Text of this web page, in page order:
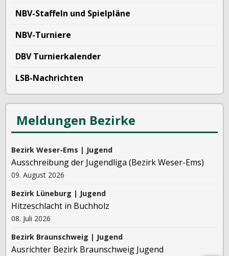
NBV-Staffeln und Spielpläne
NBV-Turniere
DBV Turnierkalender
LSB-Nachrichten
Meldungen Bezirke
Bezirk Weser-Ems | Jugend
Ausschreibung der Jugendliga (Bezirk Weser-Ems)
09. August 2026
Bezirk Lüneburg | Jugend
Hitzeschlacht in Buchholz
08. Juli 2026
Bezirk Braunschweig | Jugend
Ausrichter Bezirk Braunschweig Jugend